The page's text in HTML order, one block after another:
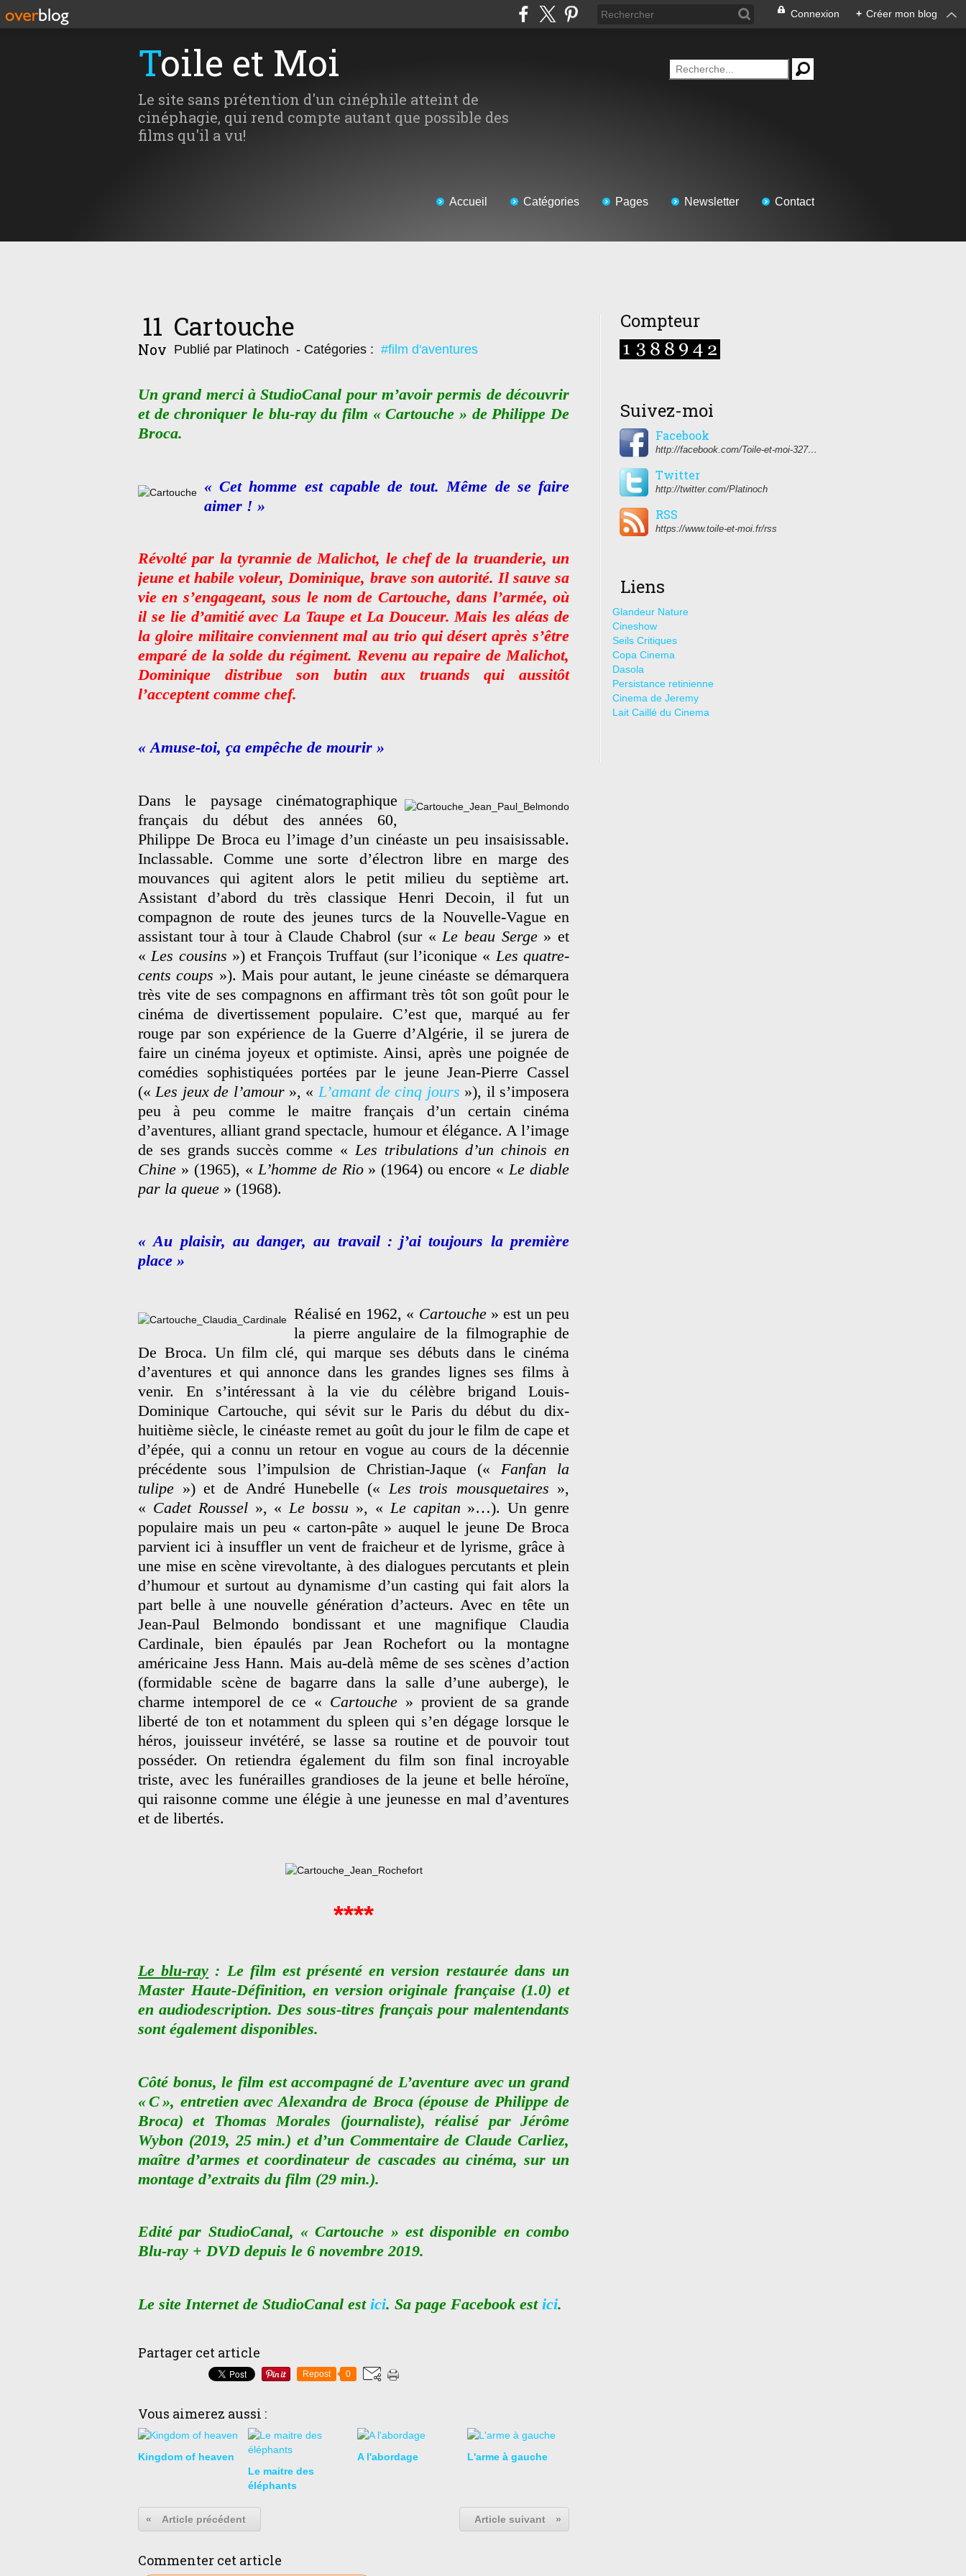
Connexion + Créer mon blog
Toile et Moi
Le site sans prétention d'un cinéphile atteint de
cinéphagie, qui rend compte autant que possible des
films qu'il a vu!
Accueil Catégories Pages Newsletter Contact
11
Nov
Cartouche
Publié par Platinoch - Catégories : #film d'aventures
Un grand merci à StudioCanal pour m’avoir permis de découvrir
et de chroniquer le blu-ray du film « Cartouche » de Philippe De
Broca.
« Cet homme est capable de tout. Même de se faire
aimer ! »
Révolté par la tyrannie de Malichot, le chef de la truanderie, un
jeune et habile voleur, Dominique, brave son autorité. Il sauve sa
vie en s’engageant, sous le nom de Cartouche, dans l’armée, où
il se lie d’amitié avec La Taupe et La Douceur. Mais les aléas de
la gloire militaire conviennent mal au trio qui désert après s’être
emparé de la solde du régiment. Revenu au repaire de Malichot,
Dominique distribue son butin aux truands qui aussitôt
l’acceptent comme chef.
« Amuse-toi, ça empêche de mourir »
Dans le paysage cinématographique
français du début des années 60,
Philippe De Broca eu l’image d’un cinéaste un peu insaisissable.
Inclassable. Comme une sorte d’électron libre en marge des
mouvances qui agitent alors le petit milieu du septième art.
Assistant d’abord du très classique Henri Decoin, il fut un
compagnon de route des jeunes turcs de la Nouvelle-Vague en
assistant tour à tour à Claude Chabrol (sur « Le beau Serge» et
« Les cousins ») et François Truffaut (sur l’iconique « Les quatre-
cents coups »). Mais pour autant, le jeune cinéaste se démarquera
très vite de ses compagnons en affirmant très tôt son goût pour le
cinéma de divertissement populaire. C’est que, marqué au fer
rouge par son expérience de la Guerre d’Algérie, il se jurera de
faire un cinéma joyeux et optimiste. Ainsi, après une poignée de
comédies sophistiquées portées par le jeune Jean-Pierre Cassel
(« Les jeux de l’amour», « L’amant de cinq jours »), il s’imposera
peu à peu comme le maitre français d’un certain cinéma
d’aventures, alliant grand spectacle, humour et élégance. A l’image
de ses grands succès comme « Les tribulations d’un chinois en
Chine » (1965), « L’homme de Rio» (1964) ou encore « Le diable
par la queue » (1968).
« Au plaisir, au danger, au travail : j’ai toujours la première
place »
Réalisé en 1962, « Cartouche » est un peu
la pierre angulaire de la filmographie de
De Broca. Un film clé, qui marque ses débuts dans le cinéma
d’aventures et qui annonce dans les grandes lignes ses films à
venir. En s’intéressant à la vie du célèbre brigand Louis-
Dominique Cartouche, qui sévit sur le Paris du début du dix-
huitième siècle, le cinéaste remet au goût du jour le film de cape et
d’épée, qui a connu un retour en vogue au cours de la décennie
précédente sous l’impulsion de Christian-Jaque (« Fanfan la
tulipe ») et de André Hunebelle (« Les trois mousquetaires »,
« Cadet Roussel», « Le bossu », « Le capitan »…). Un genre
populaire mais un peu « carton-pâte » auquel le jeune De Broca
parvient ici à insuffler un vent de fraicheur et de lyrisme, grâce à
une mise en scène virevoltante, à des dialogues percutants et plein
d’humour et surtout au dynamisme d’un casting qui fait alors la
part belle à une nouvelle génération d’acteurs. Avec en tête un
Jean-Paul Belmondo bondissant et une magnifique Claudia
Cardinale, bien épaulés par Jean Rochefort ou la montagne
américaine Jess Hann. Mais au-delà même de ses scènes d’action
(formidable scène de bagarre dans la salle d’une auberge), le
charme intemporel de ce « Cartouche » provient de sa grande
liberté de ton et notamment du spleen qui s’en dégage lorsque le
héros, jouisseur invétéré, se lasse sa routine et de pouvoir tout
posséder. On retiendra également du film son final incroyable
triste, avec les funérailles grandioses de la jeune et belle héroïne,
qui raisonne comme une élégie à une jeunesse en mal d’aventures
et de libertés.
****
Le blu-ray : Le film est présenté en version restaurée dans un
Master Haute-Définition, en version originale française (1.0) et
en audiodescription. Des sous-titres français pour malentendants
sont également disponibles.
Côté bonus, le film est accompagné de L’aventure avec un grand
« C », entretien avec Alexandra de Broca (épouse de Philippe de
Broca) et Thomas Morales (journaliste), réalisé par Jérôme
Wybon (2019, 25 min.) et d’un Commentaire de Claude Carliez,
maître d’armes et coordinateur de cascades au cinéma, sur un
montage d’extraits du film (29 min.).
Edité par StudioCanal, « Cartouche » est disponible en combo
Blu-ray + DVD depuis le 6 novembre 2019.
Le site Internet de StudioCanal est ici. Sa page Facebook est ici.
Partager cet article
Repost 0
Vous aimerez aussi :
Kingdom of heaven
Le maitre des
éléphants
A l'abordage L'arme à gauche
« Article précédent Article suivant »
Commenter cet article
Compteur
Suivez-moi
Facebook
http://facebook.com/Toile-et-moi-327459350627274/
Twitter
http://twitter.com/Platinoch
RSS
https://www.toile-et-moi.fr/rss
Liens
Glandeur Nature
Cineshow
Seils Critiques
Copa Cinema
Dasola
Persistance retinienne
Cinema de Jeremy
Lait Caillé du Cinema